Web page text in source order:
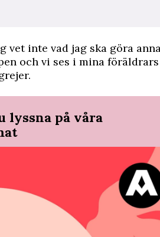
vet inte vad jag ska göra
och vi ses i mina
lyssna på våra